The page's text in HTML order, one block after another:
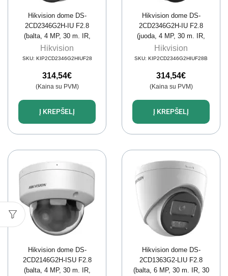
Hikvision dome DS-
2CD2346G2H-IU F2.8
(balta, 4 MP, 30 m. IR,
AcuSense)
Hikvision
SKU: KIP2CD2346G2HIUF28
314,54€
(Kaina su PVM)
Į KREPŠELĮ
Hikvision dome DS-
2CD2346G2H-IU F2.8
(juoda, 4 MP, 30 m. IR,
AcuSense)
Hikvision
SKU: KIP2CD2346G2HIUF28B
314,54€
(Kaina su PVM)
Į KREPŠELĮ
Hikvision dome DS-
2CD2146G2H-ISU F2.8
(balta, 4 MP, 30 m. IR,
Hikvision dome DS-
2CD1363G2-LIU F2.8
(balta, 6 MP, 30 m. IR, 30